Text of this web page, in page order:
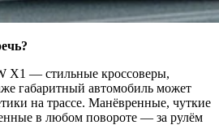
X1 — стильные кроссоверы,
габаритный автомобиль может
на трассе. Манёвренные, чуткие
в любом повороте — за рулём